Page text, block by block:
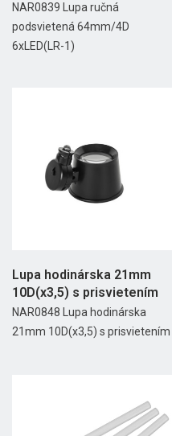
NAR0839 Lupa ručná
podsvietená 64mm/4D
6xLED(LR-1)
Lupa hodinárska 21mm
10D(x3,5) s prisvietením
NAR0848 Lupa hodinárska
21mm 10D(x3,5) s prisvietením